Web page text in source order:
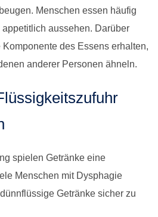
Menschen essen häufig
aussehen. Darüber
des Essens erhalten,
anderer Personen ähneln.
spielen Getränke eine
Menschen mit Dysphagie
Getränke sicher zu